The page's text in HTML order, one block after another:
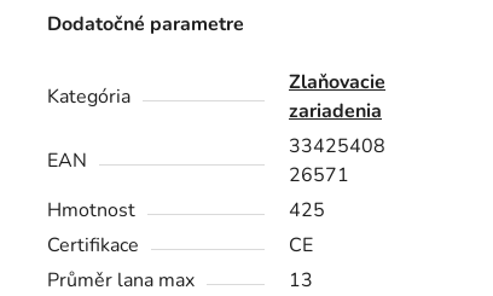
Dodatočné parametre
Kategória
Zlaňovacie
zariadenia
EAN
33425408
26571
Hmotnost
425
Certifikace
CE
Průměr lana max
13